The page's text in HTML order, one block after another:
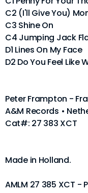
C2 (I'll Give You)
C3 Shine On
C4 Jumping Jack
D1 Lines On My Face
D2 Do You Feel Like
Peter Frampton -
A&M Records •
Cat#: 27 383 XCT
Made in Holland.
AMLM 27 385 XCT -